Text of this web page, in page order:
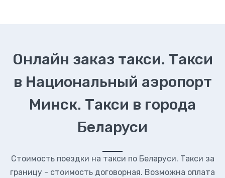
Онлайн заказ такси. Такси
в Национальный аэропорт
Минск. Такси в города
Беларуси
Стоимость поездки на такси по Беларуси. Такси за
границу - стоимость договорная. Возможна оплата